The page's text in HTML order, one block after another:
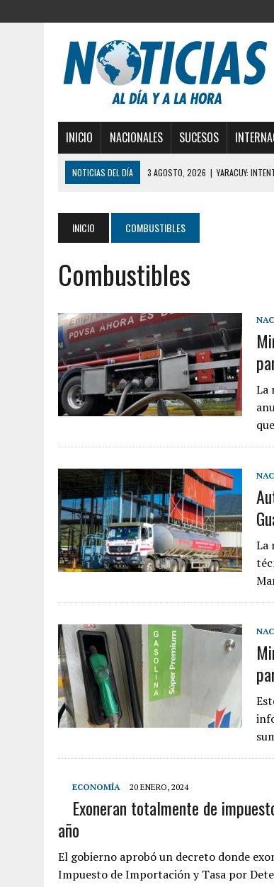
INICIO NACIONALES SUCESOS
NOTICIAS DEL DÍA 3 AGOSTO, 2026 | YARACUY:
2 AGOSTO, 2026 | FALCÓN: MUJER ATACÓ CON UN
2 AGOSTO, 2026
CONMOCIÓN EN CHILE POR BRUTAL
1 AGOSTO, 2026 | UN MUERTO Y 5 HERIDOS SALDO DE
31 JULIO, 2026 | ASESINARON A ADOLESCENTE
5 AGOSTO, 2026
| PRESUNTO BROTE PSICÓTICO POR
5 AGOSTO, 2026 | HORROR EN BARINAS: UN HOMBRE
3 AGOSTO, 2026 | LA INCREÍBLE FORMA EN LA QUE
EDIFICIO PETUNIA
INICIO COMBUSTIBLES
Combustibles
La
La
ECONOMÍA 20 ENERO, 2024
Exoneran totalmente de
año
El gobierno aprobó un decreto donde
Impuesto de Importación y Tasa por